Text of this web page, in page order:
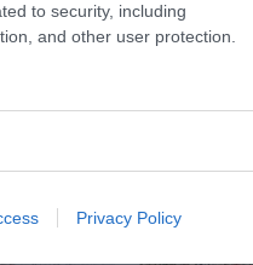
to security, including
and other user protection.
Privacy Policy